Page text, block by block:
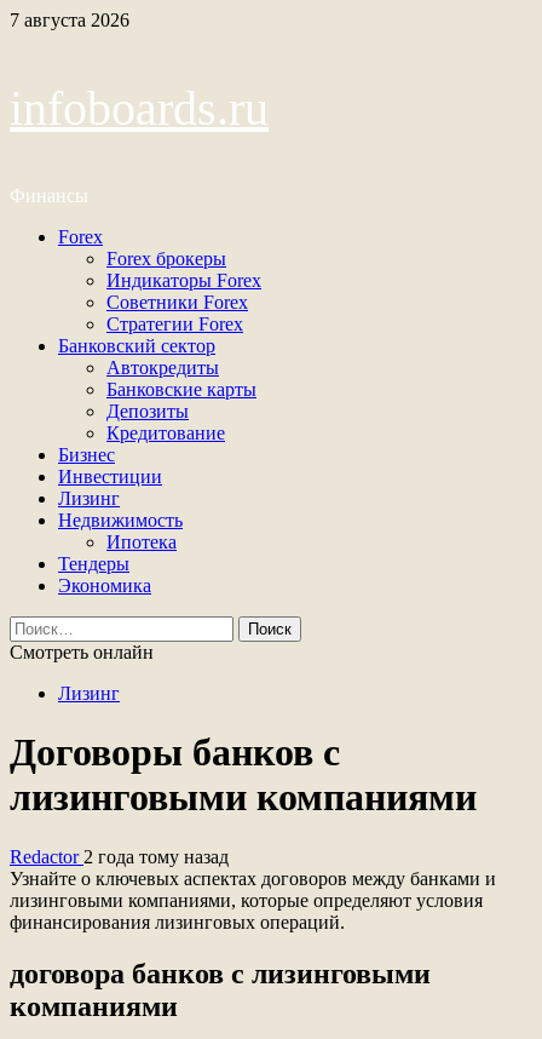
Перейти
7 августа 2026
infoboards.ru
Финансы
Основное
Forex
Forex брокеры
Индикаторы Forex
Советники Forex
Стратегии Forex
Банковский сектор
Автокредиты
Банковские карты
Депозиты
Кредитование
Бизнес
Инвестиции
Лизинг
Недвижимость
Ипотека
Тендеры
Экономика
Найти:
Смотреть онлайн
Лизинг
Договоры банков с
лизинговыми компаниями
Redactor 2 года тому назад
Узнайте о ключевых аспектах договоров между банками и
лизинговыми компаниями, которые определяют условия
финансирования лизинговых операций.
договора банков с лизинговыми
компаниями